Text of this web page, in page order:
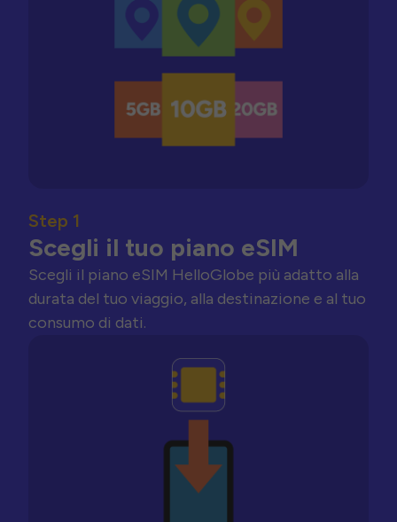
Step 1
Scegli il tuo piano eSIM
Scegli il piano eSIM HelloGlobe più adatto alla
durata del tuo viaggio, alla destinazione e al tuo
consumo di dati.